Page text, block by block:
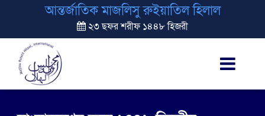
আন্তর্জাতিক মাজলিসু রুইয়াতিল হিলাল
২৩ ছফর শরীফ ১৪৪৮ হিজরী